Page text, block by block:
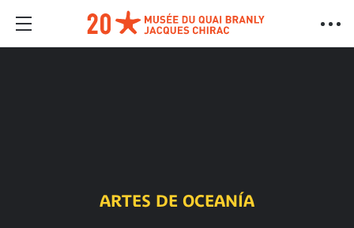
ARTES DE OCEANÍA